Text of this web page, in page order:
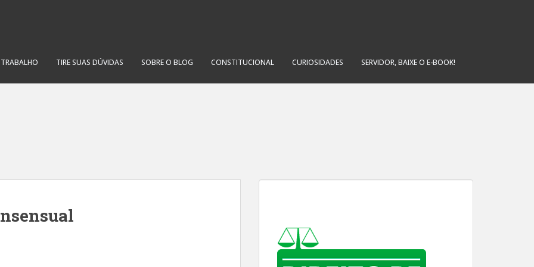
TIRE SUAS DÚVIDAS SOBRE O BLOG CONSTITUCIONAL CURIOSIDADES SERVIDOR, BAIXE O E-BOOK!